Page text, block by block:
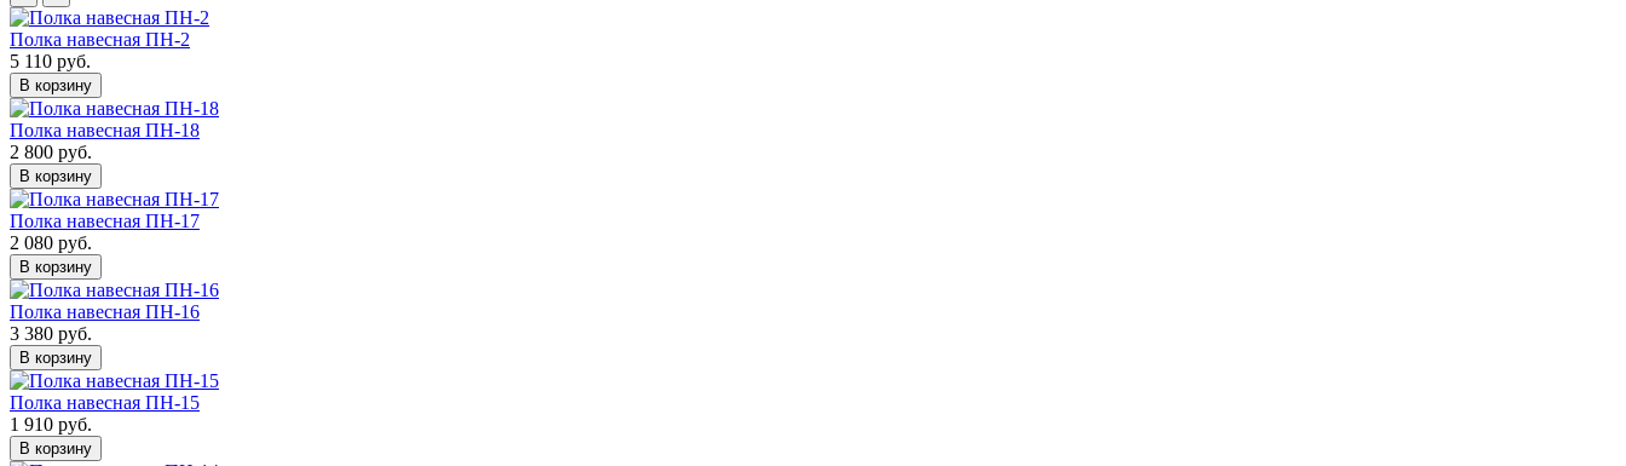
Полка навесная ПН-2
5 110 руб.
В корзину
Полка навесная ПН-18
2 800 руб.
В корзину
Полка навесная ПН-17
2 080 руб.
В корзину
Полка навесная ПН-16
3 380 руб.
В корзину
Полка навесная ПН-15
1 910 руб.
В корзину